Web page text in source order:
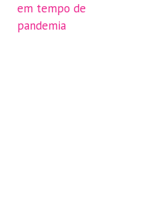
em tempo de
pandemia